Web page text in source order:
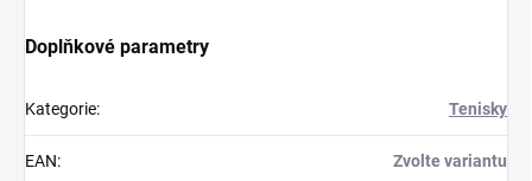
Doplňkové parametry
Kategorie: Tenisky
EAN: Zvolte variantu